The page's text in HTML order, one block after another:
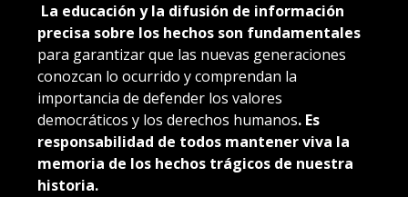
La educación y la difusión de información
precisa sobre los hechos son fundamentales
para garantizar que las nuevas generaciones
conozcan lo ocurrido y comprendan la
importancia de defender los valores
democráticos y los derechos humanos. Es
responsabilidad de todos mantener viva la
memoria de los hechos trágicos de nuestra
historia.